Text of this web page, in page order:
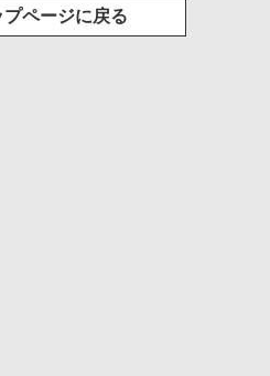
プページに戻る